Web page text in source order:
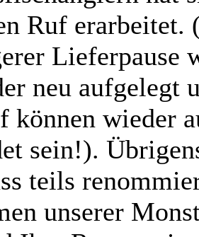
Ruf erarbeitet.
Lieferpause
neu aufgelegt
können wieder
sein!).
teils
unserer